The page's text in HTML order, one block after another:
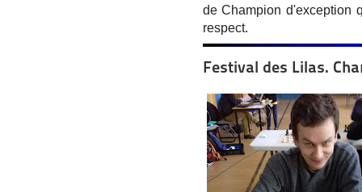
de Champion d'exception
respect.
Festival des Lilas.